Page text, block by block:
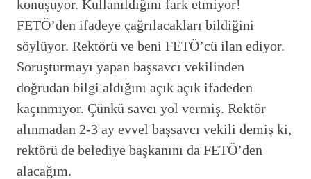
konuşuyor. Kullanıldığını fark etmiyor!
FETÖ’den ifadeye çağrılacakları bildiğini
söylüyor. Rektörü ve beni FETÖ’cü ilan ediyor.
Soruşturmayı yapan başsavcı vekilinden
doğrudan bilgi aldığını açık açık ifadeden
kaçınmıyor. Çünkü savcı yol vermiş. Rektör
alınmadan 2-3 ay evvel başsavcı vekili demiş ki,
rektörü de belediye başkanını da FETÖ’den
alacağım.